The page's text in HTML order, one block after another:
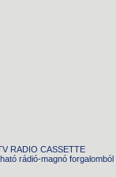
RADIO CASSETTE
rádió-magnó forgalomból